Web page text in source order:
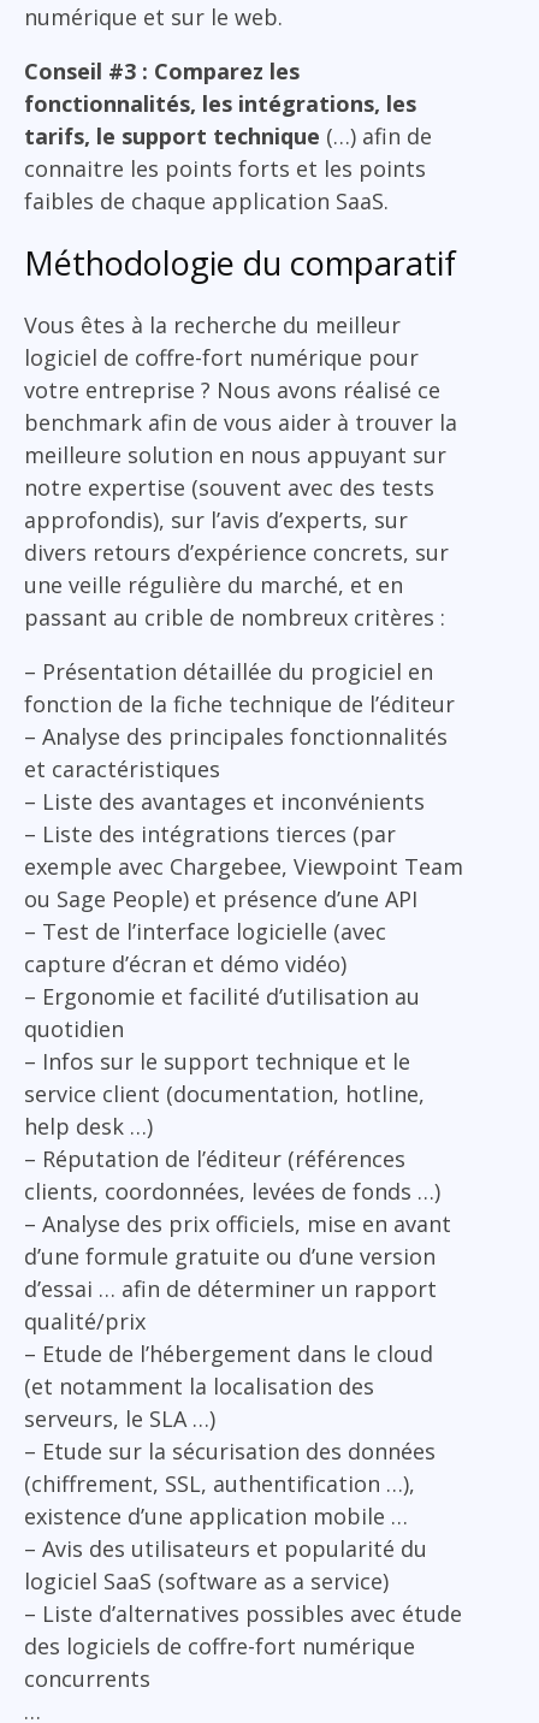
numérique et sur le web.
Conseil #3 : Comparez les
fonctionnalités, les intégrations, les
tarifs, le support technique (…) afin de
connaitre les points forts et les points
faibles de chaque application SaaS.
Méthodologie du comparatif
Vous êtes à la recherche du meilleur
logiciel de coffre-fort numérique pour
votre entreprise ? Nous avons réalisé ce
benchmark afin de vous aider à trouver la
meilleure solution en nous appuyant sur
notre expertise (souvent avec des tests
approfondis), sur l’avis d’experts, sur
divers retours d’expérience concrets, sur
une veille régulière du marché, et en
passant au crible de nombreux critères :
– Présentation détaillée du progiciel en
fonction de la fiche technique de l’éditeur
– Analyse des principales fonctionnalités
et caractéristiques
– Liste des avantages et inconvénients
– Liste des intégrations tierces (par
exemple avec Chargebee, Viewpoint Team
ou Sage People) et présence d’une API
– Test de l’interface logicielle (avec
capture d’écran et démo vidéo)
– Ergonomie et facilité d’utilisation au
quotidien
– Infos sur le support technique et le
service client (documentation, hotline,
help desk …)
– Réputation de l’éditeur (références
clients, coordonnées, levées de fonds …)
– Analyse des prix officiels, mise en avant
d’une formule gratuite ou d’une version
d’essai … afin de déterminer un rapport
qualité/prix
– Etude de l’hébergement dans le cloud
(et notamment la localisation des
serveurs, le SLA …)
– Etude sur la sécurisation des données
(chiffrement, SSL, authentification …),
existence d’une application mobile …
– Avis des utilisateurs et popularité du
logiciel SaaS (software as a service)
– Liste d’alternatives possibles avec étude
des logiciels de coffre-fort numérique
concurrents
…